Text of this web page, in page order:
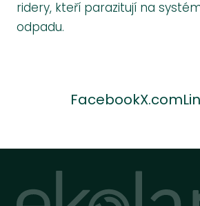
ridery, kteří parazitují na
odpadu.
FacebookX.com